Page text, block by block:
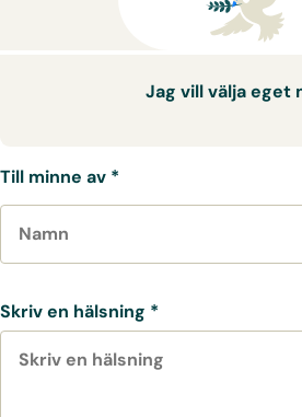
Jag vill välja eget
Till minne av *
Skriv en hälsning *